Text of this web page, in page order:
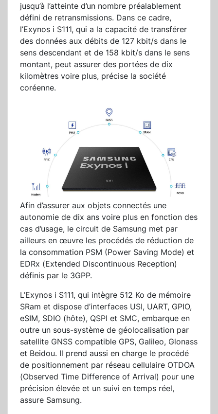
jusqu’à l’atteinte d’un nombre préalablement
défini de retransmissions. Dans ce cadre,
l’Exynos i S111, qui a la capacité de transférer
des données aux débits de 127 kbit/s dans le
sens descendant et de 158 kbit/s dans le sens
montant, peut assurer des portées de dix
kilomètres voire plus, précise la société
coréenne.
Afin d’assurer aux objets connectés une
autonomie de dix ans voire plus en fonction des
cas d’usage, le circuit de Samsung met par
ailleurs en œuvre les procédés de réduction de
la consommation PSM (Power Saving Mode) et
EDRx (Extended Discontinuous Reception)
définis par le 3GPP.
L’Exynos i S111, qui intègre 512 Ko de mémoire
SRam et dispose d’interfaces USI, UART, GPIO,
eSIM, SDIO (hôte), QSPI et SMC, embarque en
outre un sous-système de géolocalisation par
satellite GNSS compatible GPS, Galileo, Glonass
et Beidou. Il prend aussi en charge le procédé
de positionnement par réseau cellulaire OTDOA
(Observed Time Difference of Arrival) pour une
précision élevée et un suivi en temps réel,
assure Samsung.